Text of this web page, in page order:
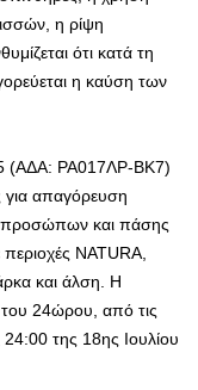
η ρίψη
ότι κατά τη
η καύση των
(ΑΔΑ: ΡΑ017ΛΡ-ΒΚ7)
απαγόρευση
προσώπων και πάσης
NATURA,
και άλση. Η
του 24ώρου, από τις
της 18ης Ιουλίου